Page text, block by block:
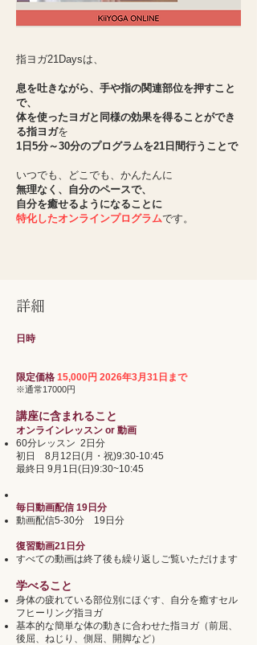
指ヨガ21Daysは、
息を吐きながら、手や指の関連部位を押すこと
で、
体を使ったヨガと同様の効果を得ることができ
る指ヨガを
1日5分～30分のプログラムを21日間行うことで
​いつでも、どこでも、かんたんに
無理なく、自分のペースで、
自分を癒せるようになることに
特化したオンラインプログラムです。
詳細
日時
限定価格 15,000円 2026年3月31日まで
※通常17000円
講座に含まれること
オンラインレッスン or 動画
60分レッスン 2日分
初日 8月12日(月・祝)9:30-10:45
最終日 9月1日(日)9:30~10:45
毎日動画配信 19日分
動画配信5-30分 19日分
復習動画21日分
​すべての動画は終了後も繰り返しご覧いただけます
学べること
身体の疲れている部位別にほぐす、自分を癒すセル
フヒーリング指ヨガ
基本的な簡単な体の動きに合わせた指ヨガ（前屈、
後屈、ねじり、側屈、開脚など）